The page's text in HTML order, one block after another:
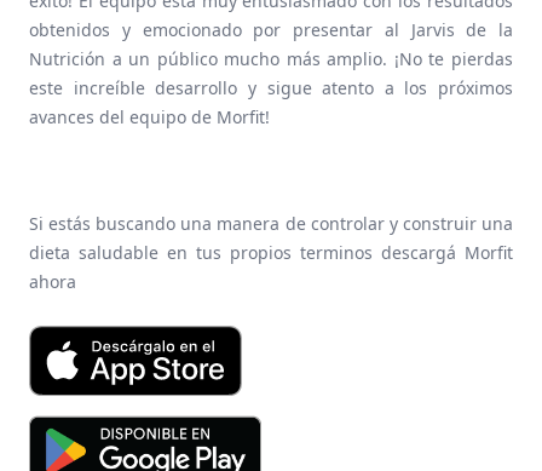
obtenidos y emocionado por presentar al Jarvis de la
Nutrición a un público mucho más amplio. ¡No te pierdas
este increíble desarrollo y sigue atento a los próximos
avances del equipo de Morfit!
Si estás buscando una manera de controlar y construir una
dieta saludable en tus propios terminos descargá Morfit
ahora